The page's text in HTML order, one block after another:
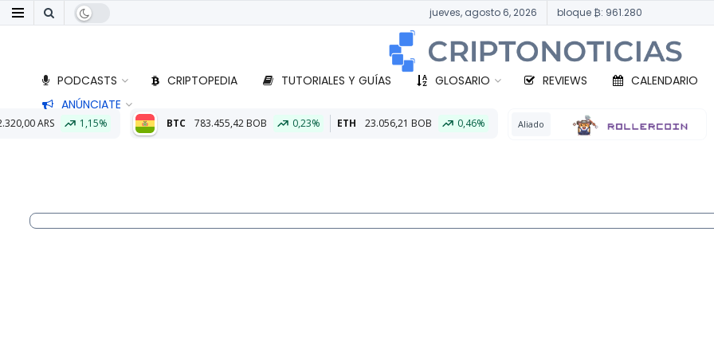
jueves, agosto 6, 2026 bloque ₿: 961.280
PODCASTS CRIPTOPEDIA TUTORIALES Y GUÍAS GLOSARIO REVIEWS CALENDARIO
ANÚNCIATE
BTC 783.455,42 BOB 0,23% ETH 23.056,21 BOB 0,46% Aliado BTC